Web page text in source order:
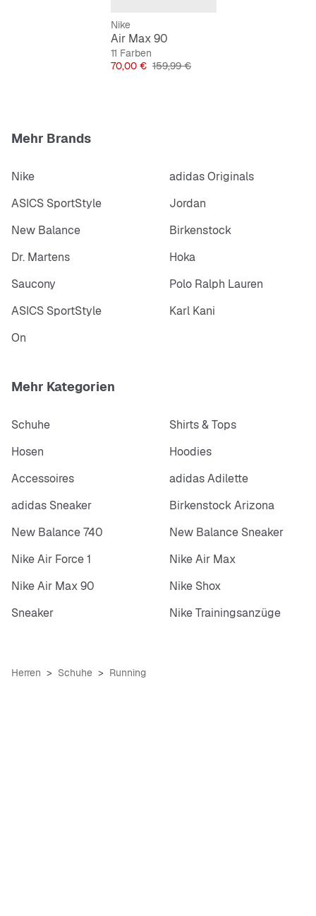
Nike
Air Max 90
11 Farben
Preis
70,00 € Originalpreis
159,99 €
Mehr Brands
Nike
adidas Originals
ASICS SportStyle
Jordan
New Balance
Birkenstock
Dr. Martens
Hoka
Saucony
Polo Ralph Lauren
ASICS SportStyle
Karl Kani
On
Mehr Kategorien
Schuhe
Shirts & Tops
Hosen
Hoodies
Accessoires
adidas Adilette
adidas Sneaker
Birkenstock Arizona
New Balance 740
New Balance Sneaker
Nike Air Force 1
Nike Air Max
Nike Air Max 90
Nike Shox
Sneaker
Nike Trainingsanzüge
Herren Schuhe Running